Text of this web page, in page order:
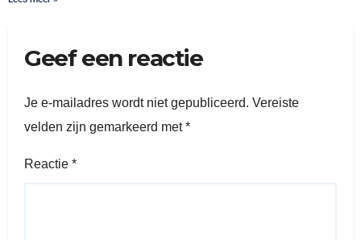
Geef een reactie
Je e-mailadres wordt niet gepubliceerd. Vereiste
velden zijn gemarkeerd met*
Reactie *